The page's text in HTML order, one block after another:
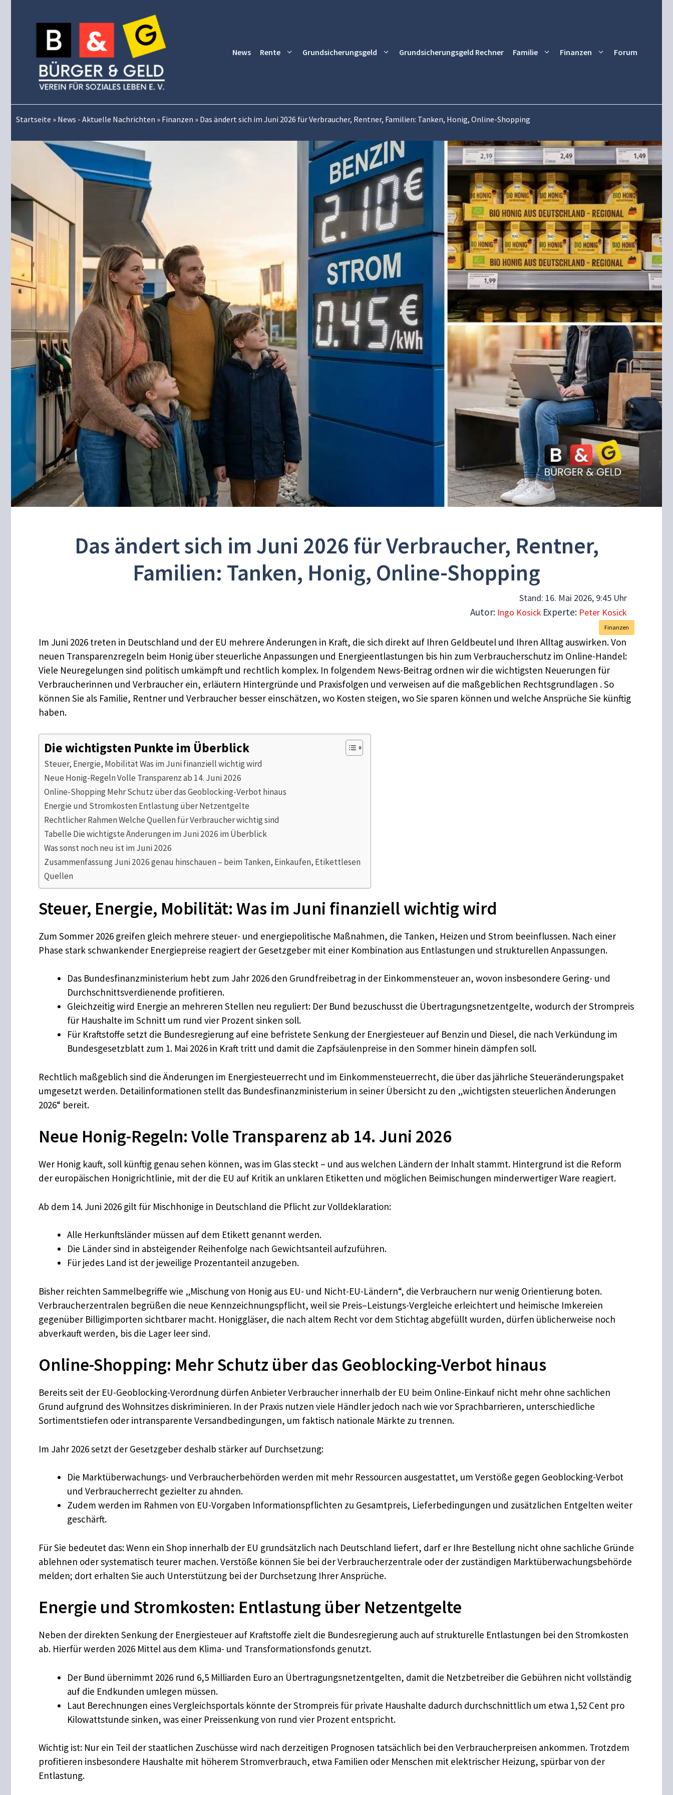
News Rente Grundsicherungsgeld Grundsicherungsgeld Rechner Familie Finanzen Forum
Startseite » News - Aktuelle Nachrichten » Finanzen » Das ändert sich im Juni 2026 für Verbraucher, Rentner, Familien: Tanken, Honig, Online-Shopping
Das ändert sich im Juni 2026 für Verbraucher, Rentner,
Familien: Tanken, Honig, Online-Shopping
Stand: 16. Mai 2026, 9:45 Uhr
Autor: Ingo Kosick Experte: Peter Kosick
Finanzen
Im Juni 2026 treten in Deutschland und der EU mehrere Änderungen in Kraft, die sich direkt auf Ihren Geldbeutel und Ihren Alltag auswirken. Von
neuen Transparenzregeln beim Honig über steuerliche Anpassungen und Energieentlastungen bis hin zum Verbraucherschutz im Online-Handel:
Viele Neuregelungen sind politisch umkämpft und rechtlich komplex. In folgendem News-Beitrag ordnen wir die wichtigsten Neuerungen für
Verbraucherinnen und Verbraucher ein, erläutern Hintergründe und Praxisfolgen und verweisen auf die maßgeblichen Rechtsgrundlagen . So
können Sie als Familie, Rentner und Verbraucher besser einschätzen, wo Kosten steigen, wo Sie sparen können und welche Ansprüche Sie künftig
haben.
Die wichtigsten Punkte im Überblick
Steuer, Energie, Mobilität Was im Juni finanziell wichtig wird
Neue Honig-Regeln Volle Transparenz ab 14. Juni 2026
Online-Shopping Mehr Schutz über das Geoblocking-Verbot hinaus
Energie und Stromkosten Entlastung über Netzentgelte
Rechtlicher Rahmen Welche Quellen für Verbraucher wichtig sind
Tabelle Die wichtigste Änderungen im Juni 2026 im Überblick
Was sonst noch neu ist im Juni 2026
Zusammenfassung Juni 2026 genau hinschauen – beim Tanken, Einkaufen, Etikettlesen
Quellen
Steuer, Energie, Mobilität: Was im Juni finanziell wichtig wird
Zum Sommer 2026 greifen gleich mehrere steuer- und energiepolitische Maßnahmen, die Tanken, Heizen und Strom beeinflussen. Nach einer
Phase stark schwankender Energiepreise reagiert der Gesetzgeber mit einer Kombination aus Entlastungen und strukturellen Anpassungen.
Das Bundesfinanzministerium hebt zum Jahr 2026 den Grundfreibetrag in der Einkommensteuer an, wovon insbesondere Gering- und
Durchschnittsverdienende profitieren.
Gleichzeitig wird Energie an mehreren Stellen neu reguliert: Der Bund bezuschusst die Übertragungsnetzentgelte, wodurch der Strompreis
für Haushalte im Schnitt um rund vier Prozent sinken soll.
Für Kraftstoffe setzt die Bundesregierung auf eine befristete Senkung der Energiesteuer auf Benzin und Diesel, die nach Verkündung im
Bundesgesetzblatt zum 1. Mai 2026 in Kraft tritt und damit die Zapfsäulenpreise in den Sommer hinein dämpfen soll.
Rechtlich maßgeblich sind die Änderungen im Energiesteuerrecht und im Einkommensteuerrecht, die über das jährliche Steueränderungspaket
umgesetzt werden. Detailinformationen stellt das Bundesfinanzministerium in seiner Übersicht zu den „wichtigsten steuerlichen Änderungen
2026“ bereit.
Neue Honig-Regeln: Volle Transparenz ab 14. Juni 2026
Wer Honig kauft, soll künftig genau sehen können, was im Glas steckt – und aus welchen Ländern der Inhalt stammt. Hintergrund ist die Reform
der europäischen Honigrichtlinie, mit der die EU auf Kritik an unklaren Etiketten und möglichen Beimischungen minderwertiger Ware reagiert.
Ab dem 14. Juni 2026 gilt für Mischhonige in Deutschland die Pflicht zur Volldeklaration:
Alle Herkunftsländer müssen auf dem Etikett genannt werden.
Die Länder sind in absteigender Reihenfolge nach Gewichtsanteil aufzuführen.
Für jedes Land ist der jeweilige Prozentanteil anzugeben.
Bisher reichten Sammelbegriffe wie „Mischung von Honig aus EU- und Nicht-EU-Ländern“, die Verbrauchern nur wenig Orientierung boten.
Verbraucherzentralen begrüßen die neue Kennzeichnungspflicht, weil sie Preis–Leistungs-Vergleiche erleichtert und heimische Imkereien
gegenüber Billigimporten sichtbarer macht. Honiggläser, die nach altem Recht vor dem Stichtag abgefüllt wurden, dürfen üblicherweise noch
abverkauft werden, bis die Lager leer sind.
Online-Shopping: Mehr Schutz über das Geoblocking-Verbot hinaus
Bereits seit der EU-Geoblocking-Verordnung dürfen Anbieter Verbraucher innerhalb der EU beim Online-Einkauf nicht mehr ohne sachlichen
Grund aufgrund des Wohnsitzes diskriminieren. In der Praxis nutzen viele Händler jedoch nach wie vor Sprachbarrieren, unterschiedliche
Sortimentstiefen oder intransparente Versandbedingungen, um faktisch nationale Märkte zu trennen.
Im Jahr 2026 setzt der Gesetzgeber deshalb stärker auf Durchsetzung:
Die Marktüberwachungs- und Verbraucherbehörden werden mit mehr Ressourcen ausgestattet, um Verstöße gegen Geoblocking-Verbot
und Verbraucherrecht gezielter zu ahnden.
Zudem werden im Rahmen von EU-Vorgaben Informationspflichten zu Gesamtpreis, Lieferbedingungen und zusätzlichen Entgelten weiter
geschärft.
Für Sie bedeutet das: Wenn ein Shop innerhalb der EU grundsätzlich nach Deutschland liefert, darf er Ihre Bestellung nicht ohne sachliche Gründe
ablehnen oder systematisch teurer machen. Verstöße können Sie bei der Verbraucherzentrale oder der zuständigen Marktüberwachungsbehörde
melden; dort erhalten Sie auch Unterstützung bei der Durchsetzung Ihrer Ansprüche.
Energie und Stromkosten: Entlastung über Netzentgelte
Neben der direkten Senkung der Energiesteuer auf Kraftstoffe zielt die Bundesregierung auch auf strukturelle Entlastungen bei den Stromkosten
ab. Hierfür werden 2026 Mittel aus dem Klima- und Transformationsfonds genutzt.
Der Bund übernimmt 2026 rund 6,5 Milliarden Euro an Übertragungsnetzentgelten, damit die Netzbetreiber die Gebühren nicht vollständig
auf die Endkunden umlegen müssen.
Laut Berechnungen eines Vergleichsportals könnte der Strompreis für private Haushalte dadurch durchschnittlich um etwa 1,52 Cent pro
Kilowattstunde sinken, was einer Preissenkung von rund vier Prozent entspricht.
Wichtig ist: Nur ein Teil der staatlichen Zuschüsse wird nach derzeitigen Prognosen tatsächlich bei den Verbraucherpreisen ankommen. Trotzdem
profitieren insbesondere Haushalte mit höherem Stromverbrauch, etwa Familien oder Menschen mit elektrischer Heizung, spürbar von der
Entlastung.